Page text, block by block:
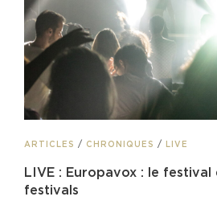
CAT
ARTICLES / CHRONIQUES / LIVE
LIVE : Europavox : le festival
festivals